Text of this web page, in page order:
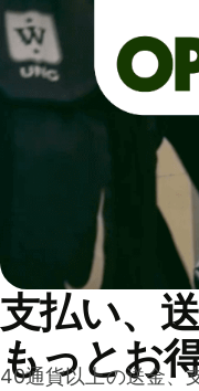
支払い、
もっとお
40通貨以上の送金、